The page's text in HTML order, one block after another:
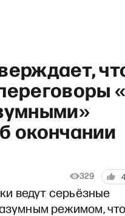
окончании
329
ведут серьёзные
режимом,